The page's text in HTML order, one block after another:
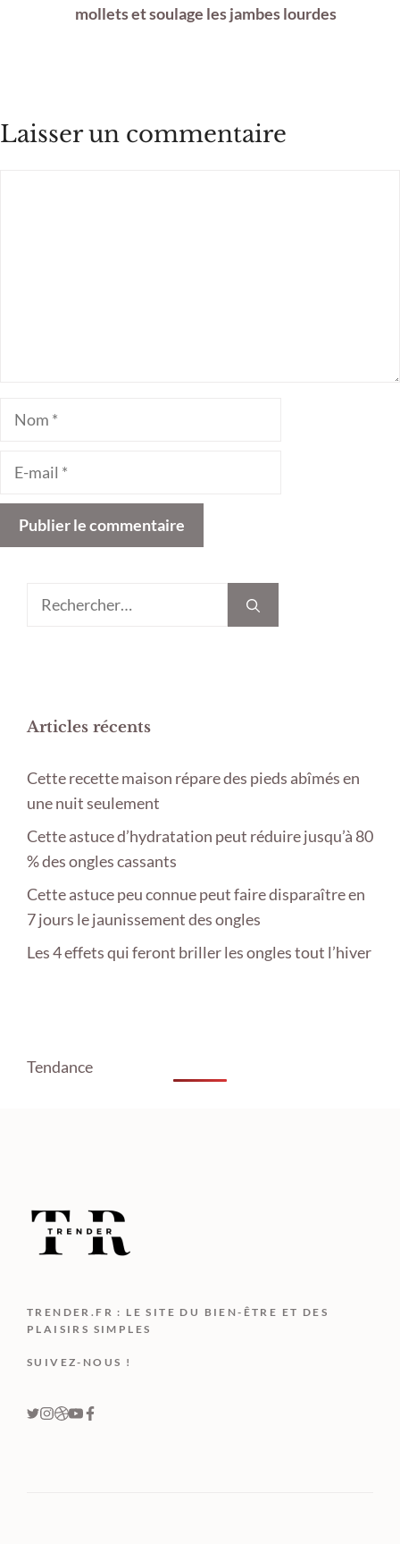
mollets et soulage les jambes lourdes
Laisser un commentaire
Nom
Rechercher :
Articles récents
Cette recette maison répare des pieds abîmés en
une nuit seulement
Cette astuce d’hydratation peut réduire jusqu’à 80
% des ongles cassants
Cette astuce peu connue peut faire disparaître en
7 jours le jaunissement des ongles
Les 4 effets qui feront briller les ongles tout l’hiver
Tendance
TRENDER.FR : LE SITE DU BIEN-ÊTRE ET DES
PLAISIRS SIMPLES
SUIVEZ-NOUS !